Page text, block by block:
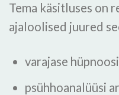
Tema käsitluses on
ajaloolised juured
varajase
psühhoanalüüsi